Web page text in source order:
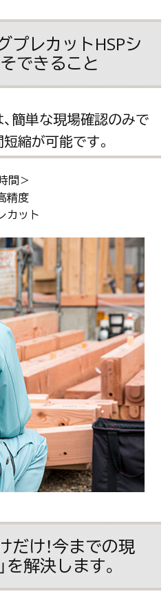
プレカットHSPシ
できること
簡単な現場確認のみで
縮が可能です。
間＞
精度
カット
だけ！今までの現
を解決します。